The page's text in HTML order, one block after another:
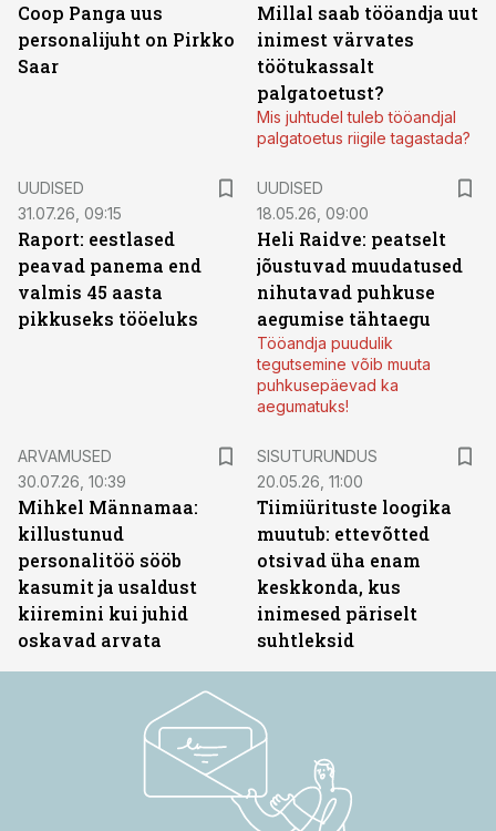
Coop Panga uus
personalijuht on Pirkko
Saar
Millal saab tööandja uut
inimest värvates
töötukassalt
palgatoetust?
Mis juhtudel tuleb tööandjal
palgatoetus riigile tagastada?
UUDISED
31.07.26, 09:15
Raport: eestlased
peavad panema end
valmis 45 aasta
pikkuseks tööeluks
UUDISED
18.05.26, 09:00
Heli Raidve: peatselt
jõustuvad muudatused
nihutavad puhkuse
aegumise tähtaegu
Tööandja puudulik
tegutsemine võib muuta
puhkusepäevad ka
aegumatuks!
ARVAMUSED
30.07.26, 10:39
Mihkel Männamaa:
killustunud
personalitöö sööb
kasumit ja usaldust
kiiremini kui juhid
oskavad arvata
SISUTURUNDUS
20.05.26, 11:00
Tiimiürituste loogika
muutub: ettevõtted
otsivad üha enam
keskkonda, kus
inimesed päriselt
suhtleksid